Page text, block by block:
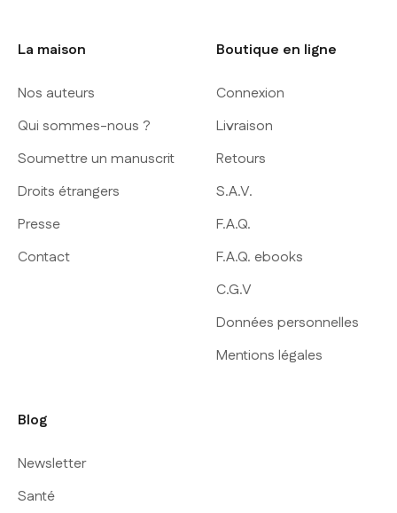
La maison
Nos auteurs
Qui sommes-nous ?
Soumettre un manuscrit
Droits étrangers
Presse
Contact
Boutique en ligne
Connexion
Livraison
Retours
S.A.V.
F.A.Q.
F.A.Q. ebooks
C.G.V
Données personnelles
Mentions légales
Blog
Newsletter
Santé